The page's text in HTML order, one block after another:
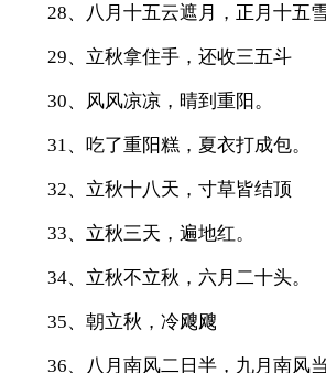
28、八月十五云遮月，正月十五雪
29、立秋拿住手，还收三五斗
30、风风凉凉，晴到重阳。
31、吃了重阳糕，夏衣打成包。
32、立秋十八天，寸草皆结顶
33、立秋三天，遍地红。
34、立秋不立秋，六月二十头。
35、朝立秋，冷飕飕
36、八月南风二日半，九月南风